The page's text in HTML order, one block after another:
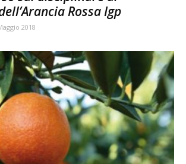
Rossa Igp
2018